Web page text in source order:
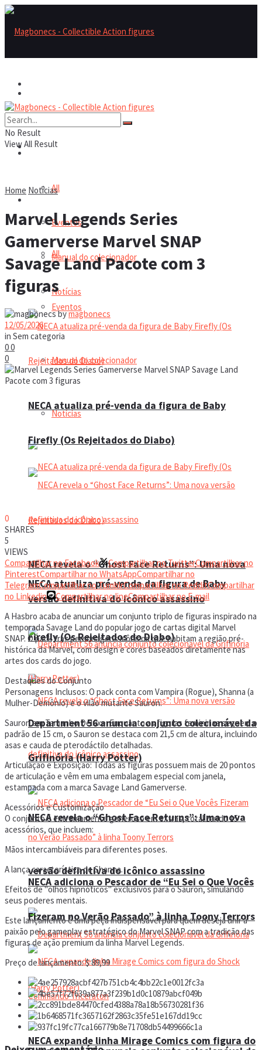
Reviews
All
Eventos
Manual do colecionador
Notícias
NECA atualiza pré-venda da figura de Baby
Firefly (Os Rejeitados do Diabo)
NECA revela o “Ghost Face Returns”: Uma nova
versão definitiva do icônico assassino
Reviews
All
Eventos
Manual do colecionador
Notícias
NECA atualiza pré-venda da figura de Baby
Firefly (Os Rejeitados do Diabo)
NECA revela o “Ghost Face Returns”: Uma nova
versão definitiva do icônico assassino
Department 56 anuncia conjunto colecionável da
Grifinória (Harry Potter)
NECA adiciona o Pescador de “Eu Sei o Que Vocês
Fizeram no Verão Passado” à linha Toony Terrors
NECA expande linha Mirage Comics com figura do
No Result
View All Result
Home Notícias
Marvel Legends Series
Gamerverse Marvel SNAP
Savage Land Pacote com 3
figuras
bymagbonecs
12/05/2026
in Sem categoria
00
0
0
SHARES
5
VIEWS
Compartilhar no Facebook
Compartilhar no TwitterCompartilhar no
PinterestCompartilhar no WhatsAppCompartilhar no
TelegramCompartilhar no TumblrCompartilhar no RedditCompartilhar
no Linkedin
Compartilhar no lineCompartilhar no E-mail
A Hasbro acaba de anunciar um conjunto triplo de figuras inspirado na
temporada Savage Land do popular jogo de cartas digital Marvel
SNAP. O pack traz personagens icônicos que habitam a região pré-
histórica da Marvel, com design e cores baseados diretamente nas
artes dos cards do jogo.
Destaques do Conjunto
Personagens Inclusos: O pack conta com Vampira (Rogue), Shanna (a
Mulher-Demônio) e o vilão mutante Sauron.
Sauron em Tamanho Deluxe: Enquanto as figuras femininas seguem o
padrão de 15 cm, o Sauron se destaca com 21,5 cm de altura, incluindo
asas e cauda de pterodáctilo detalhadas.
Articulação e Exposição: Todas as figuras possuem mais de 20 pontos
de articulação e vêm em uma embalagem especial com janela,
estampada com a marca Savage Land Gamerverse.
Acessórios e Customização
O conjunto é extremamente generoso em extras, totalizando 15
acessórios, que incluem:
Mãos intercambiáveis para diferentes poses.
A lança característica de Shanna.
Efeitos de "olhos hipnóticos" exclusivos para o Sauron, simulando
seus poderes mentais.
Este lançamento é uma peça indispensável para quem deseja unir a
paixão pelo gameplay estratégico do Marvel SNAP com a tradição das
figuras de ação premium da linha Marvel Legends.
Preço de lançamento: $ 89,99